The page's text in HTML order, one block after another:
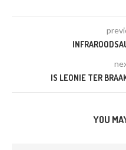
IS LEONIE TER
YOU